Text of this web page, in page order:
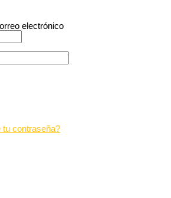
electrónico
tu contraseña?